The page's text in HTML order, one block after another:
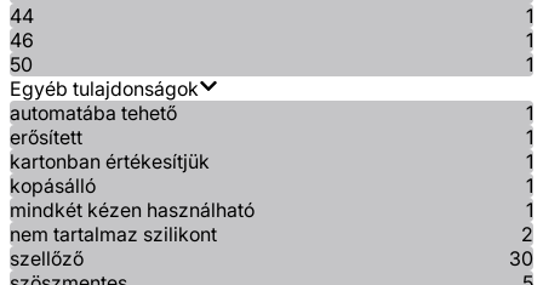
44
1
46
1
50
1
Egyéb tulajdonságok
automatába tehető
1
erősített
1
kartonban értékesítjük
1
kopásálló
1
mindkét kézen használható
1
nem tartalmaz szilikont
2
szellőző
30